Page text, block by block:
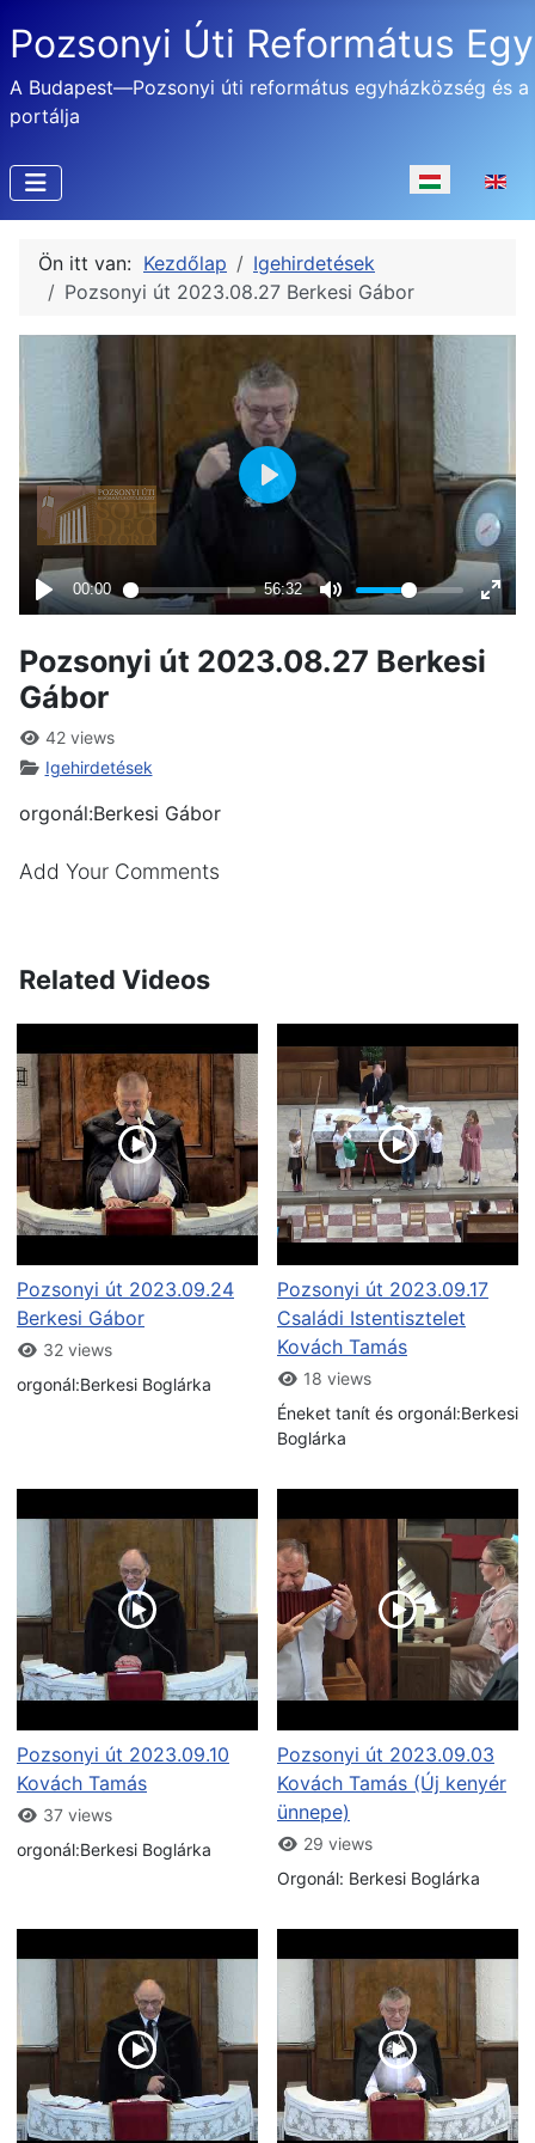
Pozsonyi Úti Református
A Budapest—Pozsonyi úti református egyházközség és a
portálja
Válasszon
Ön itt van: Kezdőlap
Igehirdetések
Pozsonyi út 2023.08.27 Berkesi Gábor
Pozsonyi út 2023.08.27 Berkesi
Gábor
42 views
Igehirdetések
orgonál:Berkesi Gábor
Add Your Comments
Related Videos
Pozsonyi út 2023.09.24
Berkesi Gábor
32 views
orgonál:Berkesi Boglárka
Pozsonyi út 2023.09.17
Családi Istentisztelet
Kovách Tamás
18 views
Éneket tanít és orgonál:Berkesi
Boglárka
Pozsonyi út 2023.09.10
Kovách Tamás
37 views
orgonál:Berkesi Boglárka
Pozsonyi út 2023.09.03
Kovách Tamás (Új kenyér
ünnepe)
29 views
Orgonál: Berkesi Boglárka